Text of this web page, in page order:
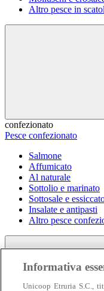
Altro pesce in
confezionato
Pesce confezionato
Salmone
Affumicato
Al naturale
Sottolio e marinato
Sottosale e
Insalate e antipasti
Altro pesce
Informativa
Unicoop Etruria S.C.,